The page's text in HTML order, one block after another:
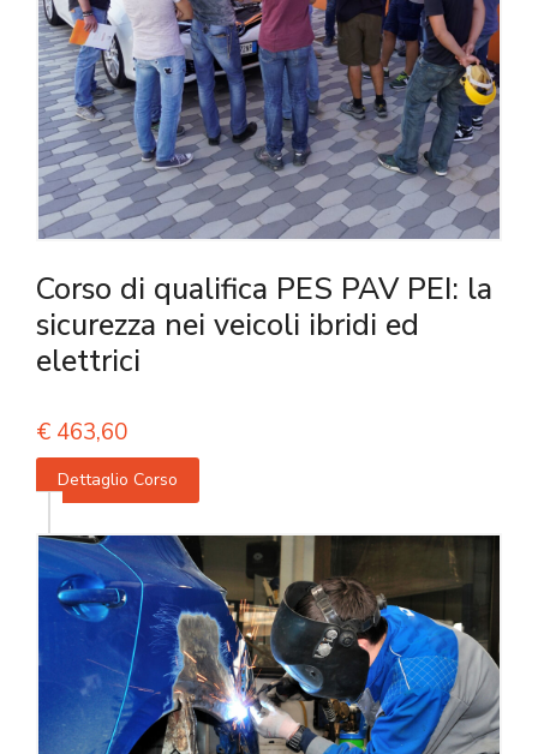
Corso di qualifica PES PAV PEI: la
sicurezza nei veicoli ibridi ed
elettrici
€ 463,60
Dettaglio Corso